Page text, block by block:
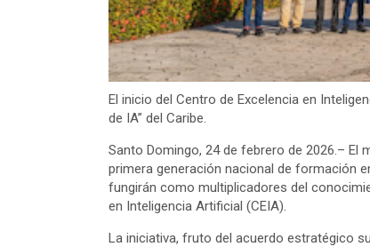
El inicio del Centro de Excelencia en
de IA” del Caribe.
Santo Domingo, 24 de febrero de 2026.– El
primera generación nacional de formación
fungirán como multiplicadores del
en Inteligencia Artificial (CEIA).
La iniciativa, fruto del acuerdo estratégico